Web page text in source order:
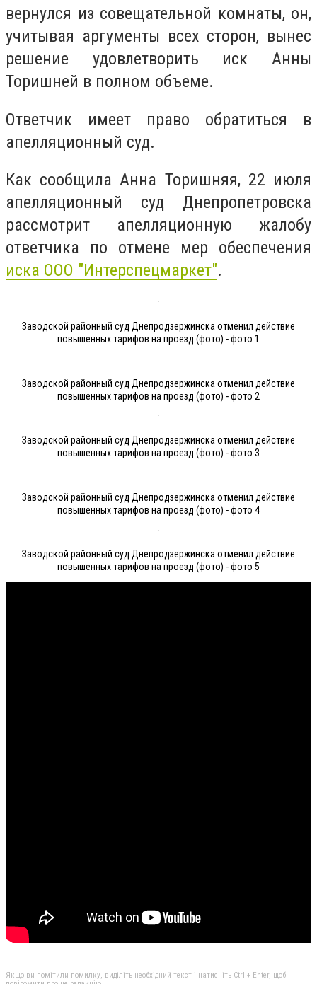
вернулся из совещательной комнаты, он,
учитывая аргументы всех сторон, вынес
решение удовлетворить иск Анны
Торишней в полном объеме.
Ответчик имеет право обратиться в
апелляционный суд.
Как сообщила Анна Торишняя, 22 июля
апелляционный суд Днепропетровска
рассмотрит апелляционную жалобу
ответчика по отмене мер обеспечения
иска ООО "Интерспецмаркет".
Заводской районный суд Днепродзержинска отменил действие
повышенных тарифов на проезд (фото) - фото 1
Заводской районный суд Днепродзержинска отменил действие
повышенных тарифов на проезд (фото) - фото 2
Заводской районный суд Днепродзержинска отменил действие
повышенных тарифов на проезд (фото) - фото 3
Заводской районный суд Днепродзержинска отменил действие
повышенных тарифов на проезд (фото) - фото 4
Заводской районный суд Днепродзержинска отменил действие
повышенных тарифов на проезд (фото) - фото 5
Якщо ви помітили помилку, виділіть необхідний текст і натисніть Ctrl + Enter, щоб